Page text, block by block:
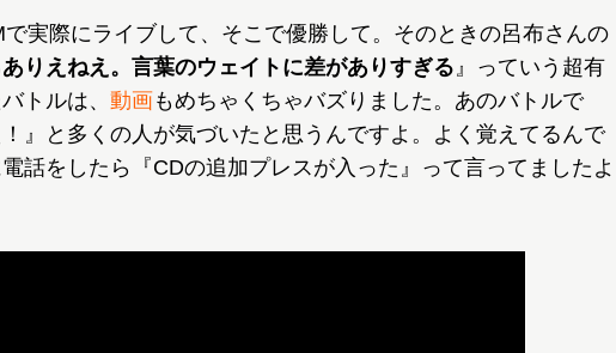
で実際にライブして、そこで優勝して。そのときの呂布さんの
りえねえ。言葉のウェイトに差がありすぎる』っていう超有
トルは、 動画 もめちゃくちゃバズりました。あのバトルで
！』と多くの人が気づいたと思うんですよ。よく覚えてるんで
話をしたら『CDの追加プレスが入った』って言ってましたよ